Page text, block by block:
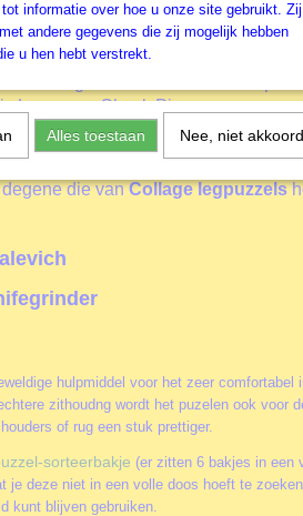
van de Oude Meesters heeft Grafika
artiesten zoals
Lewan en Chuck Pinson.
Travelserie
. In deze serie
land of twee landen in een artistiek
die vanCollage legpuzzels
hulpmiddel voor het zeer comfortabel
zithoudng wordt het puzelen ook voor
of rug een stuk prettiger.
sorteerbakje (er zitten 6 bakjes in een
je deze niet in een volle doos hoeft te
kunt blijven gebruiken.
informatie over hoe u onze site gebruikt. Zij
andere gegevens die zij mogelijk hebben
u hen hebt verstrekt.
Alles toestaan Nee, niet akkoord